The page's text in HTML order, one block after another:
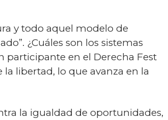
y todo aquel modelo de
¿Cuáles son los sistemas
participante en el Derecha Fest
libertad, lo que avanza en la
la igualdad de oportunidades,